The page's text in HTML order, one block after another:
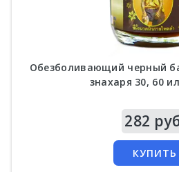
Обезболивающий черный
знахаря 30, 60
282
КУПИТЬ